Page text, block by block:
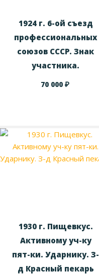
1924 г. 6-ой съезд
профессиональных
союзов СССР. Знак
участника.
70 000 ₽
1930 г. Пищевкус.
Активному уч-ку
пят-ки. Ударнику. З-
д Красный пекарь